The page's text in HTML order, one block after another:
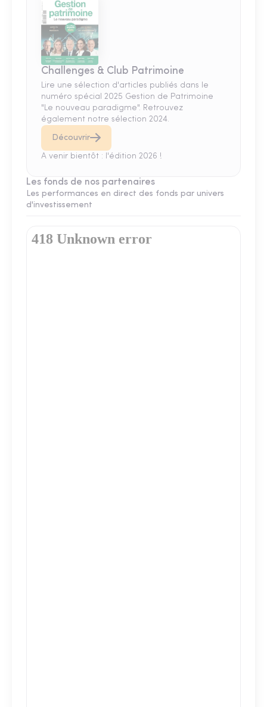
Challenges & Club Patrimoine
Lire une sélection d'articles publiés dans le
numéro spécial 2025 Gestion de Patrimoine
"Le nouveau paradigme". Retrouvez
également notre sélection 2024.
Découvrir
A venir bientôt : l'édition 2026 !
Les fonds de nos partenaires
Les performances en direct des fonds par univers
d'investissement